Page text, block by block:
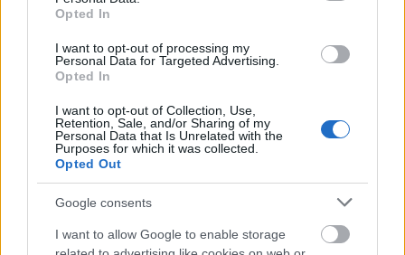
Opted In
I want to opt-out of processing my
Personal Data for Targeted Advertising.
Opted In
I want to opt-out of Collection, Use,
Retention, Sale, and/or Sharing of my
Personal Data that Is Unrelated with the
Purposes for which it was collected.
Opted Out
Google consents
I want to allow Google to enable storage